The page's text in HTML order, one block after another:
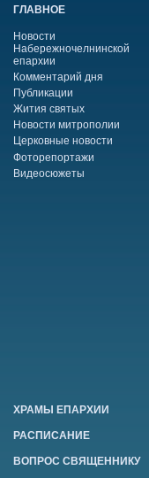
ГЛАВНОЕ
Новости
Набережночелнинской
епархии
Комментарий дня
Публикации
Жития святых
Новости митрополии
Церковные новости
Фоторепортажи
Видеосюжеты
ХРАМЫ ЕПАРХИИ
РАСПИСАНИЕ
ВОПРОС СВЯЩЕННИКУ